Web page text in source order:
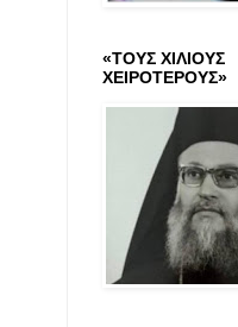
«ΤΟΥΣ ΧΙΛΙΟΥΣ
ΧΕΙΡΟΤΕΡΟΥΣ»